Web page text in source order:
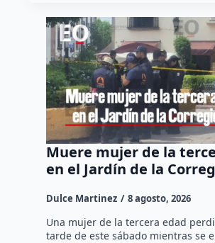
Muere mujer de la
en el Jardín de la
Dulce Martinez 8 agosto, 2026
Una mujer de la tercera edad
tarde de este sábado mientras se